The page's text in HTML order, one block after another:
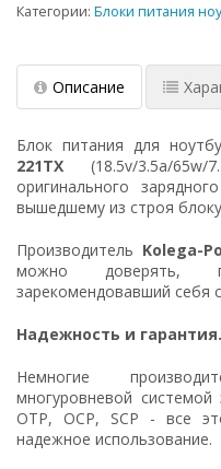
Категории: Блоки питания
Описание
Блок питания для
221TX (18.5v/3.5a/65w/
оригинального
вышедшему из строя
Производитель Kolega-
можно доверять,
зарекомендовавший себя
Надежность и гарантия.
Немногие
многуровневой
OTP, OCP, SCP - все
надежное использование.